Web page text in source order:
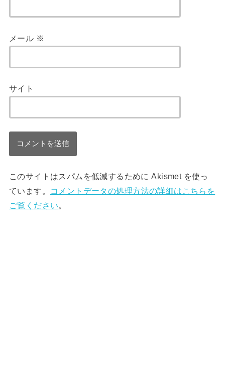
メール ※
サイト
このサイトはスパムを低減するために Akismet を使っ
ています。
コメントデータの処理方法の詳細はこちらを
ご覧ください。